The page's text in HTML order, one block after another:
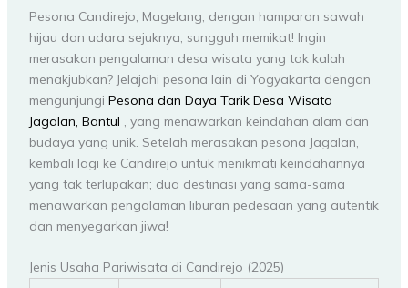
Pesona Candirejo, Magelang, dengan hamparan sawah
hijau dan udara sejuknya, sungguh memikat! Ingin
merasakan pengalaman desa wisata yang tak kalah
menakjubkan? Jelajahi pesona lain di Yogyakarta dengan
mengunjungi Pesona dan Daya Tarik Desa Wisata
Jagalan, Bantul , yang menawarkan keindahan alam dan
budaya yang unik. Setelah merasakan pesona Jagalan,
kembali lagi ke Candirejo untuk menikmati keindahannya
yang tak terlupakan; dua destinasi yang sama-sama
menawarkan pengalaman liburan pedesaan yang autentik
dan menyegarkan jiwa!
Jenis Usaha Pariwisata di Candirejo (2025)